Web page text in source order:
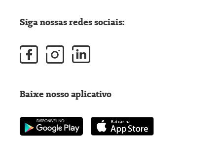
Siga nossas redes sociais:
Baixe nosso aplicativo